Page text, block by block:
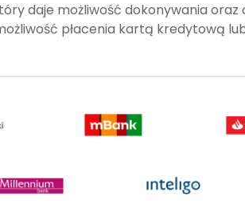
daje możliwość dokonywania
płacenia kartą kredytową